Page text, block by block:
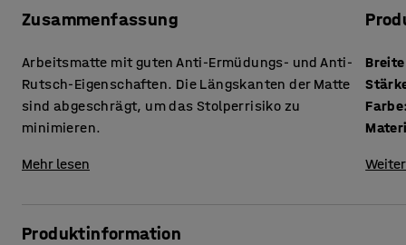
Zusammenfassung
Arbeitsmatte mit guten Anti-Ermüdungs- und Anti-
Rutsch-Eigenschaften. Die Längskanten der Matte
sind abgeschrägt, um das Stolperrisiko zu
minimieren.
Mehr lesen
Breite
Farbe:
Produktinformation